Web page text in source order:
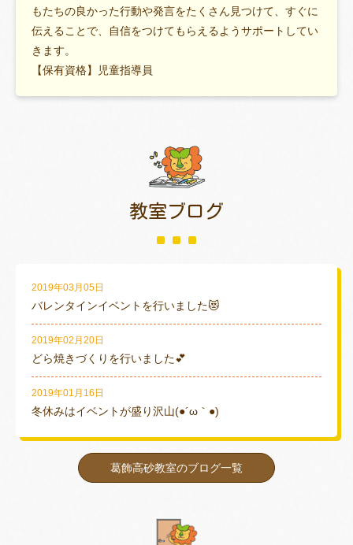
もたちの良かった行動や発言をたくさん見つけて、すぐに
伝えることで、自信をつけてもらえるようサポートしてい
きます。
【保有資格】児童指導員
教室ブログ
2019年03月05日
バレンタインイベントを行いました😻
2019年02月20日
どら焼きづくりを行いました💕
2019年01月16日
冬休みはイベントが盛り沢山(●´ω｀●)
葛飾高砂教室のブログ一覧